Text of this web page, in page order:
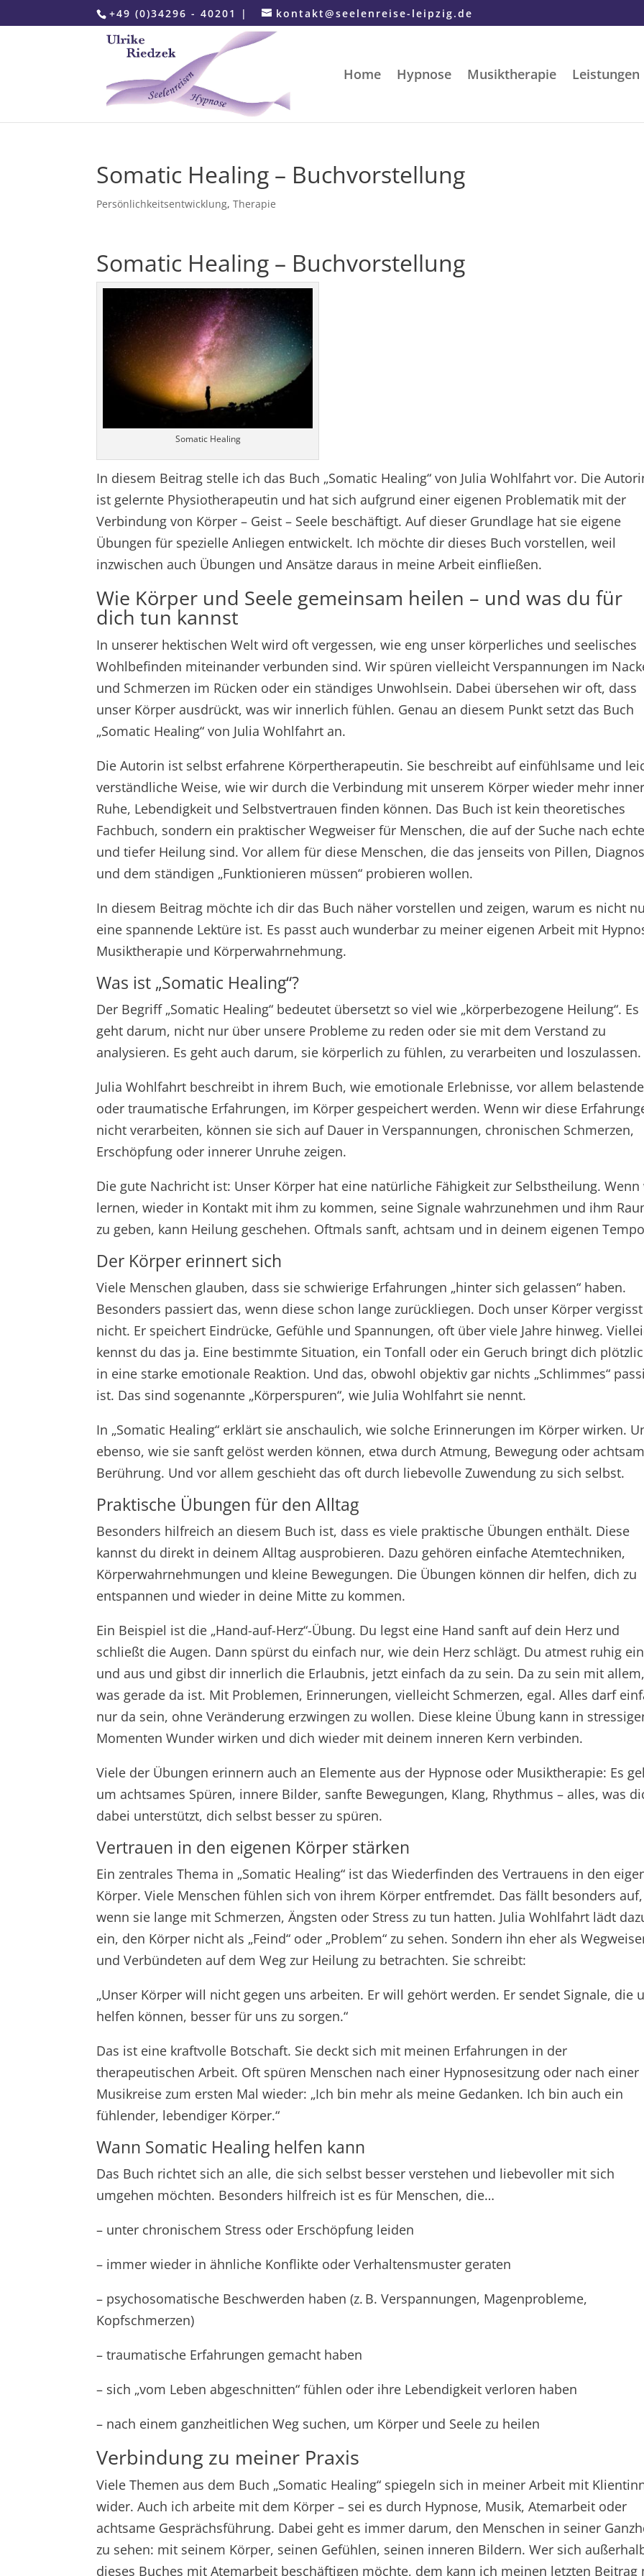
+49 (0)34296 - 40201 | kontakt@seelenreise-leipzig.de
Home Hypnose Musiktherapie Leistungen
Somatic Healing – Buchvorstellung
Persönlichkeitsentwicklung,Therapie
Somatic Healing – Buchvorstellung
Somatic Healing
In diesem Beitrag stelle ich das Buch „Somatic Healing“ von Julia Wohlfahrt vor. Die
ist gelernte Physiotherapeutin und hat sich aufgrund einer eigenen Problematik mit der
Verbindung von Körper – Geist – Seele beschäftigt. Auf dieser Grundlage hat sie eigene
Übungen für spezielle Anliegen entwickelt. Ich möchte dir dieses Buch vorstellen, weil
inzwischen auch Übungen und Ansätze daraus in meine Arbeit einfließen.
Wie Körper und Seele gemeinsam heilen – und was du für
dich tun kannst
In unserer hektischen Welt wird oft vergessen, wie eng unser körperliches und seelisches
Wohlbefinden miteinander verbunden sind. Wir spüren vielleicht Verspannungen im
und Schmerzen im Rücken oder ein ständiges Unwohlsein. Dabei übersehen wir oft, dass
unser Körper ausdrückt, was wir innerlich fühlen. Genau an diesem Punkt setzt das Buch
„Somatic Healing“ von Julia Wohlfahrt an.
Die Autorin ist selbst erfahrene Körpertherapeutin. Sie beschreibt auf einfühlsame und
verständliche Weise, wie wir durch die Verbindung mit unserem Körper wieder mehr
Ruhe, Lebendigkeit und Selbstvertrauen finden können. Das Buch ist kein theoretisches
Fachbuch, sondern ein praktischer Wegweiser für Menschen, die auf der Suche nach
und tiefer Heilung sind. Vor allem für diese Menschen, die das jenseits von Pillen,
und dem ständigen „Funktionieren müssen“ probieren wollen.
In diesem Beitrag möchte ich dir das Buch näher vorstellen und zeigen, warum es nicht
eine spannende Lektüre ist. Es passt auch wunderbar zu meiner eigenen Arbeit mit
Musiktherapie und Körperwahrnehmung.
Was ist „Somatic Healing“?
Der Begriff „Somatic Healing“ bedeutet übersetzt so viel wie „körperbezogene Heilung“. Es
geht darum, nicht nur über unsere Probleme zu reden oder sie mit dem Verstand zu
analysieren. Es geht auch darum, sie körperlich zu fühlen, zu verarbeiten und loszulassen.
Julia Wohlfahrt beschreibt in ihrem Buch, wie emotionale Erlebnisse, vor allem belastende
oder traumatische Erfahrungen, im Körper gespeichert werden. Wenn wir diese
nicht verarbeiten, können sie sich auf Dauer in Verspannungen, chronischen Schmerzen,
Erschöpfung oder innerer Unruhe zeigen.
Die gute Nachricht ist: Unser Körper hat eine natürliche Fähigkeit zur Selbstheilung.
lernen, wieder in Kontakt mit ihm zu kommen, seine Signale wahrzunehmen und ihm
zu geben, kann Heilung geschehen. Oftmals sanft, achtsam und in deinem eigenen
Der Körper erinnert sich
Viele Menschen glauben, dass sie schwierige Erfahrungen „hinter sich gelassen“ haben.
Besonders passiert das, wenn diese schon lange zurückliegen. Doch unser Körper vergisst
nicht. Er speichert Eindrücke, Gefühle und Spannungen, oft über viele Jahre hinweg.
kennst du das ja. Eine bestimmte Situation, ein Tonfall oder ein Geruch bringt dich
in eine starke emotionale Reaktion. Und das, obwohl objektiv gar nichts „Schlimmes“
ist. Das sind sogenannte „Körperspuren“, wie Julia Wohlfahrt sie nennt.
In „Somatic Healing“ erklärt sie anschaulich, wie solche Erinnerungen im Körper wirken.
ebenso, wie sie sanft gelöst werden können, etwa durch Atmung, Bewegung oder
Berührung. Und vor allem geschieht das oft durch liebevolle Zuwendung zu sich selbst.
Praktische Übungen für den Alltag
Besonders hilfreich an diesem Buch ist, dass es viele praktische Übungen enthält. Diese
kannst du direkt in deinem Alltag ausprobieren. Dazu gehören einfache Atemtechniken,
Körperwahrnehmungen und kleine Bewegungen. Die Übungen können dir helfen, dich zu
entspannen und wieder in deine Mitte zu kommen.
Ein Beispiel ist die „Hand-auf-Herz“-Übung. Du legst eine Hand sanft auf dein Herz und
schließt die Augen. Dann spürst du einfach nur, wie dein Herz schlägt. Du atmest ruhig ein
und aus und gibst dir innerlich die Erlaubnis, jetzt einfach da zu sein. Da zu sein mit allem,
was gerade da ist. Mit Problemen, Erinnerungen, vielleicht Schmerzen, egal. Alles darf
nur da sein, ohne Veränderung erzwingen zu wollen. Diese kleine Übung kann in
Momenten Wunder wirken und dich wieder mit deinem inneren Kern verbinden.
Viele der Übungen erinnern auch an Elemente aus der Hypnose oder Musiktherapie: Es
um achtsames Spüren, innere Bilder, sanfte Bewegungen, Klang, Rhythmus – alles, was
dabei unterstützt, dich selbst besser zu spüren.
Vertrauen in den eigenen Körper stärken
Ein zentrales Thema in „Somatic Healing“ ist das Wiederfinden des Vertrauens in den
Körper. Viele Menschen fühlen sich von ihrem Körper entfremdet. Das fällt besonders auf,
wenn sie lange mit Schmerzen, Ängsten oder Stress zu tun hatten. Julia Wohlfahrt lädt
ein, den Körper nicht als „Feind“ oder „Problem“ zu sehen. Sondern ihn eher als
und Verbündeten auf dem Weg zur Heilung zu betrachten. Sie schreibt:
„Unser Körper will nicht gegen uns arbeiten. Er will gehört werden. Er sendet Signale, die
helfen können, besser für uns zu sorgen.“
Das ist eine kraftvolle Botschaft. Sie deckt sich mit meinen Erfahrungen in der
therapeutischen Arbeit. Oft spüren Menschen nach einer Hypnosesitzung oder nach einer
Musikreise zum ersten Mal wieder: „Ich bin mehr als meine Gedanken. Ich bin auch ein
fühlender, lebendiger Körper.“
Wann Somatic Healing helfen kann
Das Buch richtet sich an alle, die sich selbst besser verstehen und liebevoller mit sich
umgehen möchten. Besonders hilfreich ist es für Menschen, die…
– unter chronischem Stress oder Erschöpfung leiden
– immer wieder in ähnliche Konflikte oder Verhaltensmuster geraten
– psychosomatische Beschwerden haben (z. B. Verspannungen, Magenprobleme,
Kopfschmerzen)
– traumatische Erfahrungen gemacht haben
– sich „vom Leben abgeschnitten“ fühlen oder ihre Lebendigkeit verloren haben
– nach einem ganzheitlichen Weg suchen, um Körper und Seele zu heilen
Verbindung zu meiner Praxis
Viele Themen aus dem Buch „Somatic Healing“ spiegeln sich in meiner Arbeit mit
wider. Auch ich arbeite mit dem Körper – sei es durch Hypnose, Musik, Atemarbeit oder
achtsame Gesprächsführung. Dabei geht es immer darum, den Menschen in seiner
zu sehen: mit seinem Körper, seinen Gefühlen, seinen inneren Bildern. Wer sich
dieses Buches mit Atemarbeit beschäftigen möchte, dem kann ich meinen letzten Beitrag